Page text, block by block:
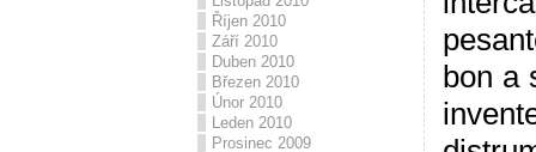
Říjen 2010
Září 2010
Duben 2010
Březen 2010
Únor 2010
Leden 2010
Prosinec 2009
bon a